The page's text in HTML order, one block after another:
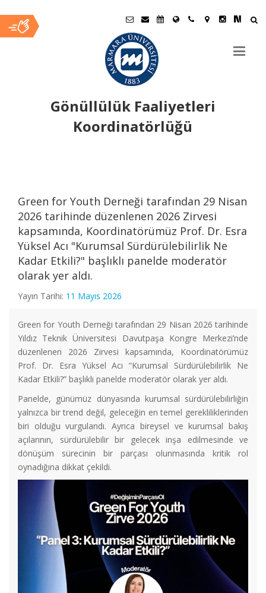
Gönüllülük Faaliyetleri
Koordinatörlüğü
İçerik
Green for Youth Derneği tarafından 29 Nisan
2026 tarihinde düzenlenen 2026 Zirvesi
kapsamında, Koordinatörümüz Prof. Dr. Esra
Yüksel Acı "Kurumsal Sürdürülebilirlik Ne
Kadar Etkili?" başlıklı panelde moderatör
olarak yer aldı.
Yayın Tarihi: 11 Mayıs 2026
Green for Youth Derneği tarafından 29 Nisan 2026 tarihinde
Yıldız Teknik Üniversitesi Davutpaşa Kongre Merkezi’nde
düzenlenen 2026 Zirvesi kapsamında, Koordinatörümüz
Prof. Dr. Esra Yüksel Acı “Kurumsal Sürdürülebilirlik Ne
Kadar Etkili?” başlıklı panelde moderatör olarak yer aldı.
Panelde, günümüz dünyasında kurumsal sürdürülebilirliğin
yalnızca bir trend değil, geleceğin en temel gerekliliklerinden
biri olduğu vurgulandı. Ayrıca bireysel ve kurumsal bakış
açılarının, sürdürülebilir bir gelecek inşa edilmesinde ve
dönüşüm sürecinin bir parçası olunmasında kritik rol
oynadığına dikkat çekildi.